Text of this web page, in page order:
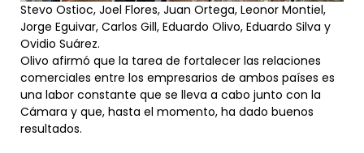
Stevo Ostioc, Joel Flores, Juan Ortega, Leonor Montiel,
Jorge Eguivar, Carlos Gill, Eduardo Olivo, Eduardo Silva y
Ovidio Suárez.
Olivo afirmó que la tarea de fortalecer las relaciones
comerciales entre los empresarios de ambos países es
una labor constante que se lleva a cabo junto con la
Cámara y que, hasta el momento, ha dado buenos
resultados.